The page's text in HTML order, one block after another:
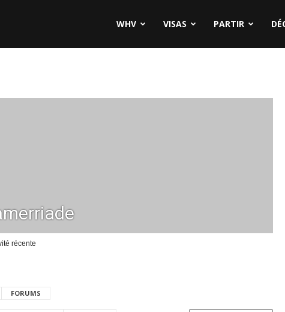
WHV VISAS PARTIR
récente
FORUMS